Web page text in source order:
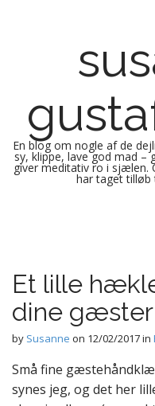
En blog om nogle af de
sy, klippe, lave god mad
giver meditativ ro i sjælen.
har taget tilløb
n
m
e
n
t
o
c
o
n
t
e
n
Et lille
dine gæster
by Susanne on 12/02/2017in
Små fine
synes jeg, og det her